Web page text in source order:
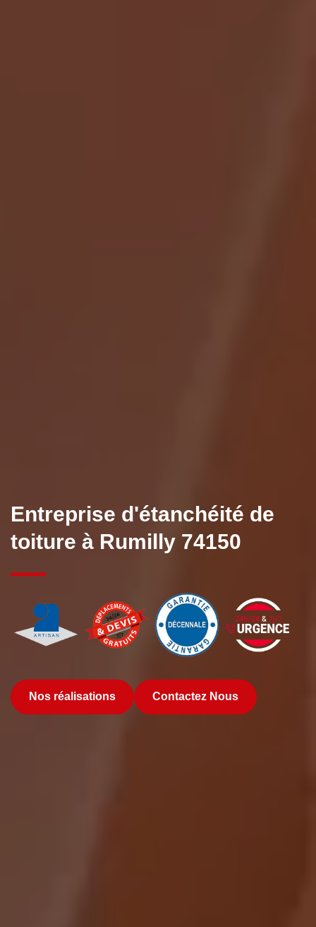
Entreprise d'étanchéité de
toiture à Rumilly 74150
Nos réalisations Contactez Nous